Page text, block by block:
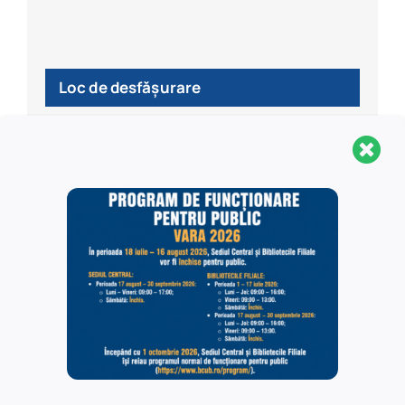
Loc de desfășurare
+ Hartă Google
Vezi site-ul web Loc de desfășurare